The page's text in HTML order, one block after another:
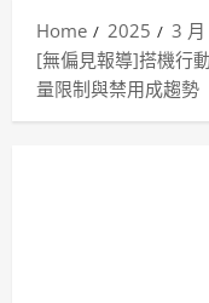
Home
2025 3 月
[無偏見報導]搭機行
量限制與禁用成趨勢